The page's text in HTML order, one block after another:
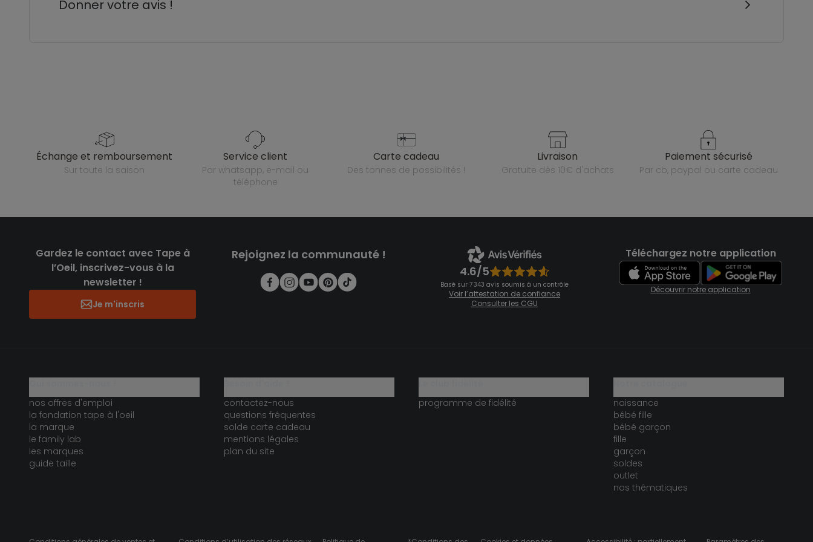
Donner votre avis !
échange et remboursement
sur toute la saison
service client
par whatsapp, e-mail ou
téléphone
carte cadeau
des tonnes de possibilités !
livraison
gratuite dès 10€ d'achats
paiement sécurisé
par cb, paypal ou carte cadeau
Gardez le contact avec Tape à
l’Oeil, inscrivez-vous à la
newsletter !
Je m'inscris
Rejoignez la communauté !
4.6/5
Basé sur 7 343 avis soumis à un contrôle
Voir l’attestation de confiance
Consulter les CGU
Téléchargez notre application
Découvrir notre application
nos offres d'emploi
la fondation tape à l'oeil
la marque
le family lab
les marques
guide taille
contactez-nous
questions fréquentes
solde carte cadeau
mentions légales
plan du site
programme de fidélité
naissance
bébé fille
bébé garçon
fille
garçon
soldes
outlet
nos thématiques